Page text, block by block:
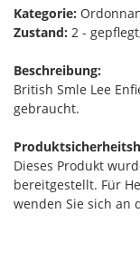
Kategorie:
Zustand: 2 -
Beschreibung:
British Smle Lee
gebraucht.
Dieses Produkt
bereitgestellt. Für
wenden Sie sich an